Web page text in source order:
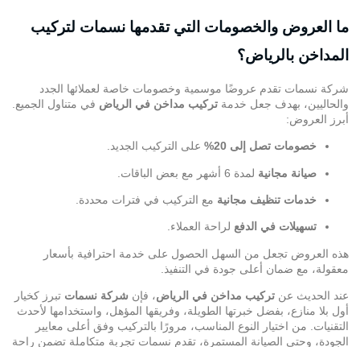
ما العروض والخصومات التي تقدمها نسمات لتركيب
المداخن بالرياض؟
شركة نسمات تقدم عروضًا موسمية وخصومات خاصة لعملائها الجدد
والحاليين، بهدف جعل خدمة تركيب مداخن في الرياض في متناول الجميع.
أبرز العروض:
خصومات تصل إلى 20% على التركيب الجديد.
صيانة مجانية لمدة 6 أشهر مع بعض الباقات.
خدمات تنظيف مجانية مع التركيب في فترات محددة.
تسهيلات في الدفع لراحة العملاء.
هذه العروض تجعل من السهل الحصول على خدمة احترافية بأسعار
معقولة، مع ضمان أعلى جودة في التنفيذ.
عند الحديث عن تركيب مداخن في الرياض، فإن شركة نسمات تبرز كخيار
أول بلا منازع، بفضل خبرتها الطويلة، وفريقها المؤهل، واستخدامها لأحدث
التقنيات. من اختيار النوع المناسب، مرورًا بالتركيب وفق أعلى معايير
الجودة، وحتى الصيانة المستمرة، تقدم نسمات تجربة متكاملة تضمن راحة